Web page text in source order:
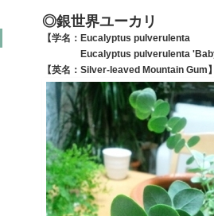
◎銀世界ユーカリ
【学名：Eucalyptus pulverulenta
Eucalyptus pulverulenta 'Baby
【英名：Silver-leaved Mountain Gum】